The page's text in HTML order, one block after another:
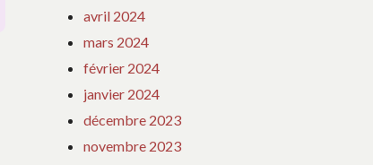
avril 2024
mars 2024
février 2024
janvier 2024
décembre 2023
novembre 2023